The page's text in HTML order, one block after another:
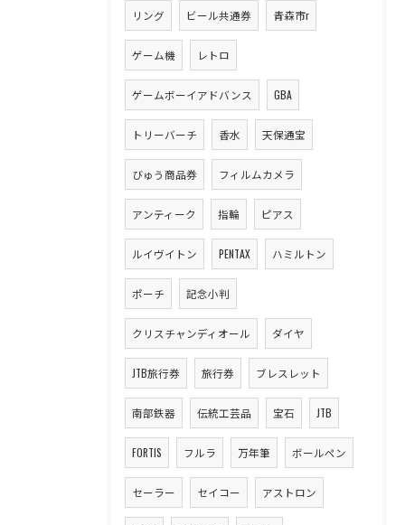
リング ビール共通券 青森市r
ゲーム機 レトロ
ゲームボーイアドバンス GBA
トリーバーチ 香水 天保通宝
びゅう商品券 フィルムカメラ
アンティーク 指輪 ピアス
ルイヴイトン PENTAX ハミルトン
ポーチ 記念小判
クリスチャンディオール ダイヤ
JTB旅行券 旅行券 ブレスレット
南部鉄器 伝統工芸品 宝石 JTB
FORTIS フルラ 万年筆 ボールペン
セーラー セイコー アストロン